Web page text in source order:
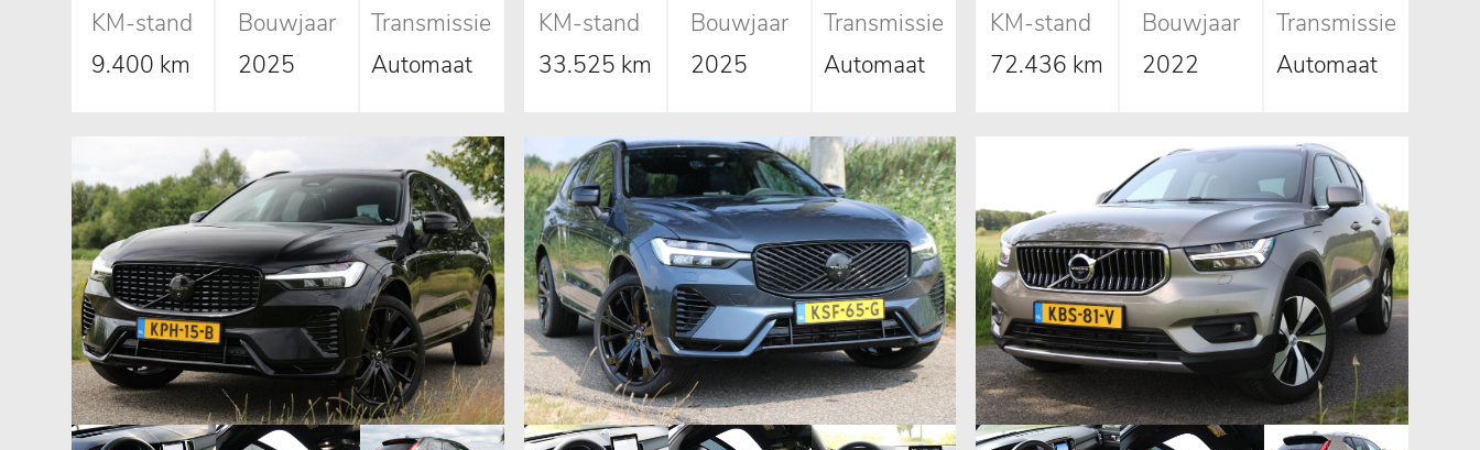
KM-stand
9.400 km
Bouwjaar
2025
Transmissie
Automaat
KM-stand
33.525 km
Bouwjaar
2025
Transmissie
Automaat
KM-stand
72.436 km
Bouwjaar
2022
Transmissie
Automaat